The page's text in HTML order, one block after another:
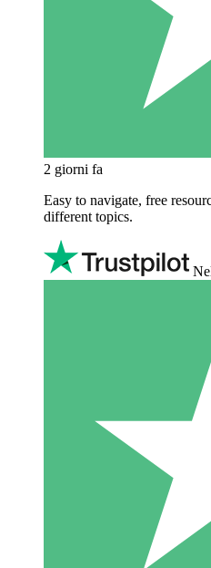
2 giorni fa
Easy to navigate, free
different topics.